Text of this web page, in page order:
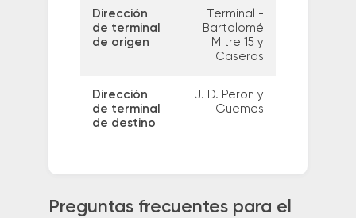
Dirección
de terminal
de origen
Terminal -
Bartolomé
Mitre 15 y
Caseros
Dirección
de terminal
de destino
J. D. Peron y
Guemes
Preguntas frecuentes para el